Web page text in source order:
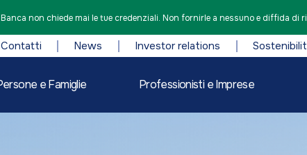
non chiede mai le tue credenziali. Non fornirle a nessuno e diffida di
Contatti News Investor relations
e Famiglie Professionisti e Imprese